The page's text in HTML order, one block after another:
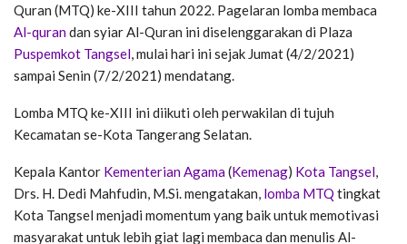
Quran (MTQ) ke-XIII tahun 2022. Pagelaran lomba membaca
Al-qurandan syiar Al-Quran ini diselenggarakan di Plaza
Puspemkot Tangsel, mulai hari ini sejak Jumat (4/2/2021)
sampai Senin (7/2/2021) mendatang.
Lomba MTQ ke-XIII ini diikuti oleh perwakilan di tujuh
Kecamatan se-Kota Tangerang Selatan.
Kepala Kantor Kementerian Agama(Kemenag) Kota Tangsel,
Drs. H. Dedi Mahfudin, M.Si. mengatakan, lomba MTQ tingkat
Kota Tangsel menjadi momentum yang baik untuk memotivasi
masyarakat untuk lebih giat lagi membaca dan menulis Al-